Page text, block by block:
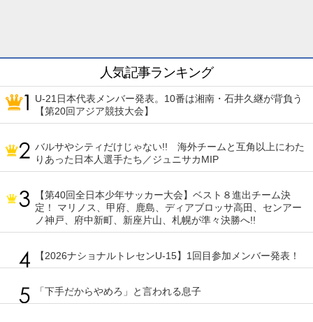
人気記事ランキング
U-21日本代表メンバー発表。10番は湘南・石井久継が背負う
【第20回アジア競技大会】
バルサやシティだけじゃない!! 海外チームと互角以上にわた
りあった日本人選手たち／ジュニサカMIP
【第40回全日本少年サッカー大会】ベスト８進出チーム決
定！ マリノス、甲府、鹿島、ディアブロッサ高田、センアー
ノ神戸、府中新町、新座片山、札幌が準々決勝へ!!
【2026ナショナルトレセンU-15】1回目参加メンバー発表！
「下手だからやめろ」と言われる息子